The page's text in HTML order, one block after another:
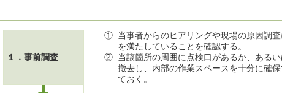
１．事前調査
① 当事者からのヒアリングや現場の原因調
を満たしていることを確認する。
② 当該箇所の周囲に点検口があるか、ある
撤去し、内部の作業スペースを十分に確
ておく。